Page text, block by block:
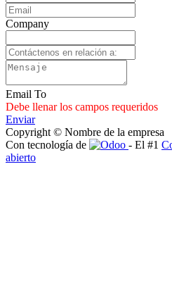
Company
Email To
Debe llenar los campos requeridos
Enviar
Copyright © Nombre de la empresa
Con tecnología de
- El #1
abierto